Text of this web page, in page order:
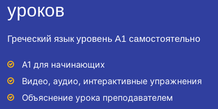
уроков
Греческий язык уровень А1 самостоятельно
A1 для начинающих
Видео, аудио, интерактивные упражнения
Объяснение урока преподавателем